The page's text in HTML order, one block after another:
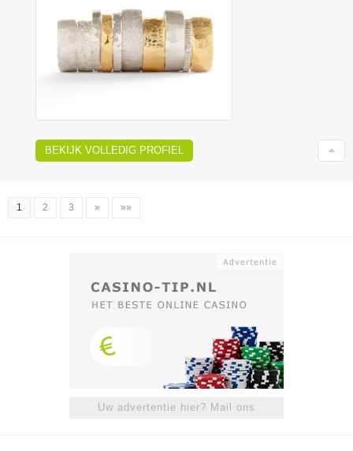
BEKIJK VOLLEDIG PROFIEL
1 2 3 » »»
Uw advertentie hier? Mail ons